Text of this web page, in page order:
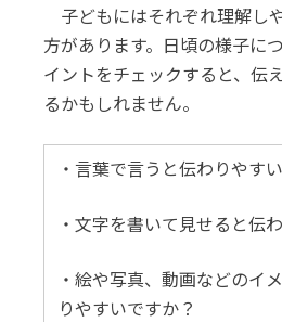
子どもにはそれぞれ理解し
方があります。日頃の様子に
イントをチェックすると、伝
るかもしれません。
・言葉で言うと伝わりやす
・文字を書いて見せると伝
・絵や写真、動画などのイ
りやすいですか？